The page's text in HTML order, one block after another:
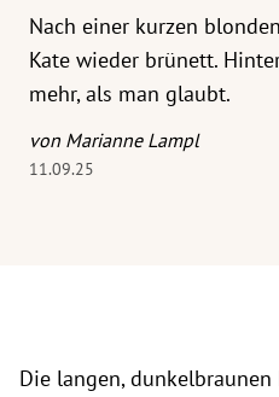
Untermenü
Nach einer kurzen
Kate wieder brünett.
mehr, als man glaubt.
von Marianne Lampl
11.09.25
Die langen,